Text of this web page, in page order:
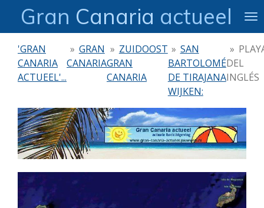
direct
hoofdinhoud
Gran Canaria actueel
'GRAN
CANARIA
ACTUEEL'...
» GRAN
CANARIA
» ZUIDOOST
GRAN
CANARIA
» SAN
BARTOLOMÉ
DE TIRAJANA
WIJKEN:
»
DEL
INGLÉS